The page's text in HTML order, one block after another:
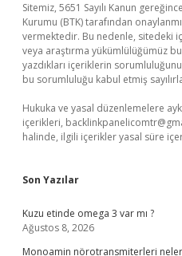
Sitemiz, 5651 Sayılı Kanun
Kurumu (BTK) tarafından
vermektedir. Bu nedenle, sitedeki
veya araştırma yükümlülüğümüz
yazdıkları içeriklerin
bu sorumluluğu kabul etmiş
Hukuka ve yasal düzenlemelere
içerikleri,
halinde, ilgili içerikler yasal süre
Son Yazılar
Kuzu etinde omega 3 var mı ?
Ağustos 8, 2026
Monoamin nörotransmiterleri